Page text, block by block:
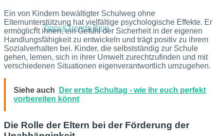
Tipps&Trends Blog
Ein von Kindern bewältigter Schulweg ohne
Elternunterstützung hat vielfältige psychologische Effekte. Er
ermöglicht ihnen, ein Gefühl der Sicherheit in der eigenen
Handlungsfähigkeit zu entwickeln und trägt positiv zu ihrem
Sozialverhalten bei. Kinder, die selbstständig zur Schule
gehen, lernen, sich in ihrer Umwelt zurechtzufinden und mit
verschiedenen Situationen eigenverantwortlich umzugehen.
Siehe auch
Der erste Schultag - wie ihr euch perfekt
vorbereiten könnt
Die Rolle der Eltern bei der Förderung der